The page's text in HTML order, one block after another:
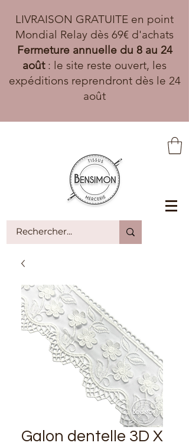
LIVRAISON GRATUITE en point
Mondial Relay dès 69€ d'achats
Fermeture annuelle du 8 au 24
août: le site reste ouvert, les
expéditions reprendront dès le 24
août
Galon dentelle 3D X